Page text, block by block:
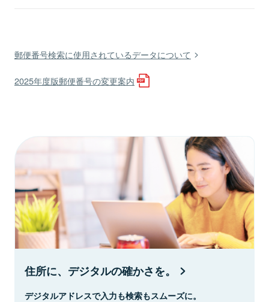
郵便番号検索に使用されているデータについて
2025年度版郵便番号の変更案内
住所に、デジタルの確かさを。
デジタルアドレスで入力も検索もスムーズに。